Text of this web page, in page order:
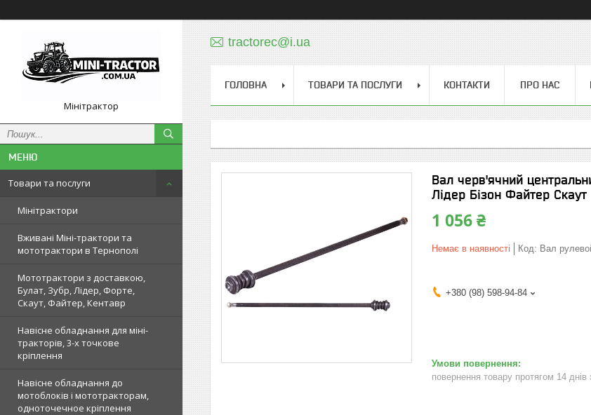
Мінітрактор
Товари та послуги
Мінітрактори
Вживані Міні-трактори та
мототрактори в Тернополі
Мототрактори з доставкою,
Булат, Зубр, Лідер, Форте,
Скаут, Файтер, Кентавр
Навісне обладнання для міні-
тракторів, 3-х точкове
кріплення
Навісне обладнання до
мотоблоків і мототракторам,
одноточечное кріплення
tractorec@i.ua
ГОЛОВНА ТОВАРИ ТА ПОСЛУГИ КОНТАКТИ ПРО НАС
Вал черв'ячний
Лідер Бізон Файтер Скаут
1 056 ₴
Немає в наявності Код: Вал
+380 (98) 598-94-84
повернення товару протягом 14 днів